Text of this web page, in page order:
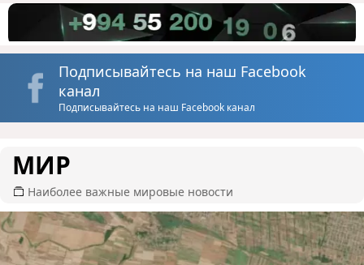
Подписывайтесь на наш Facebook
канал
Подписывайтесь на наш Facebook канал
МИР
Наиболее важные мировые новости